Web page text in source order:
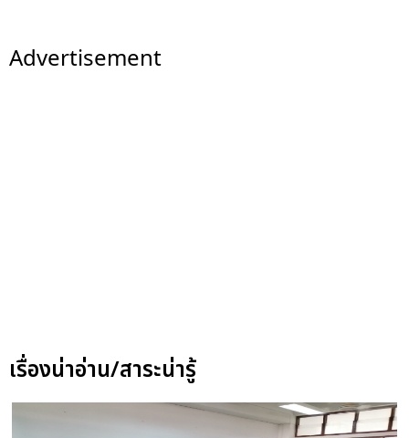
Advertisement
เรื่องน่าอ่าน/สาระน่ารู้